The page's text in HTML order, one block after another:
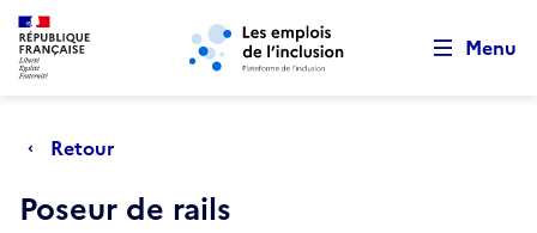
Aller au menu principal Aller au contenu principal
Menu
Retour
Poseur de rails
Retour au début de la page
Panneau de gestion des cookies